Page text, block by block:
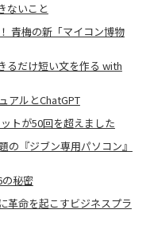
ないこと
青梅の新「マイコン博物
るだけ短い文を作る with
アルとChatGPT
トが50回を超えました
の『ジブン専用パソコン』
秘密
革命を起こすビジネスプラ